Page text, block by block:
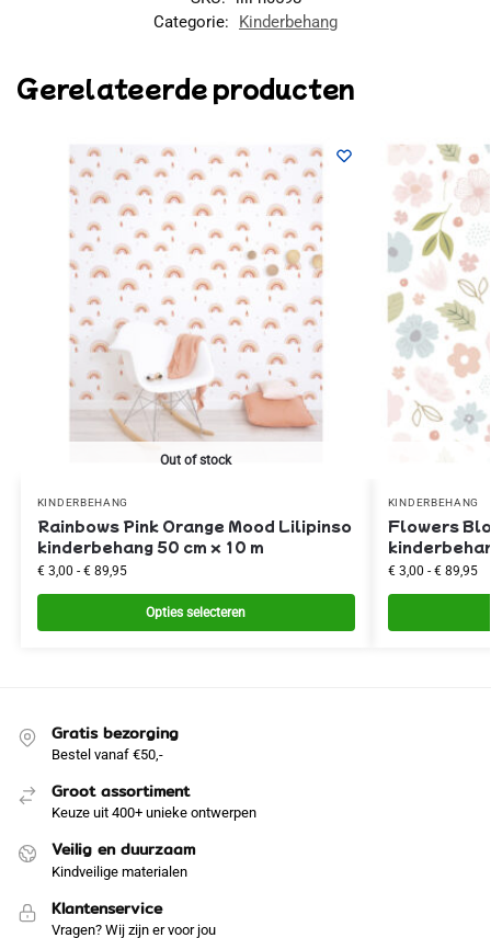
Categorie:
Kinderbehang
Gerelateerde producten
Out of stock
KINDERBEHANG
Rainbows Pink Orange Mood Lilipinso
kinderbehang 50 cm x 10 m
€3,00 - €89,95
Opties selecteren
KINDERBEHANG
Flowers
€3,00 - €89,95
Gratis bezorging
Bestel vanaf €50,-
Groot assortiment
Keuze uit 400+ unieke ontwerpen
Veilig en duurzaam
Kindveilige materialen
Klantenservice
Vragen? Wij zijn er voor jou